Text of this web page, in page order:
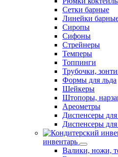
Сетки барные
Линейки
Сиропы
Сифоны
Стрейнеры
Темперы
Топпинги
Трубочки,
Формы для льда
Шейкеры
Штопоры,
Ареометры
Диспенсеры
Диспенсеры
инвентарь
Валики, ножи,